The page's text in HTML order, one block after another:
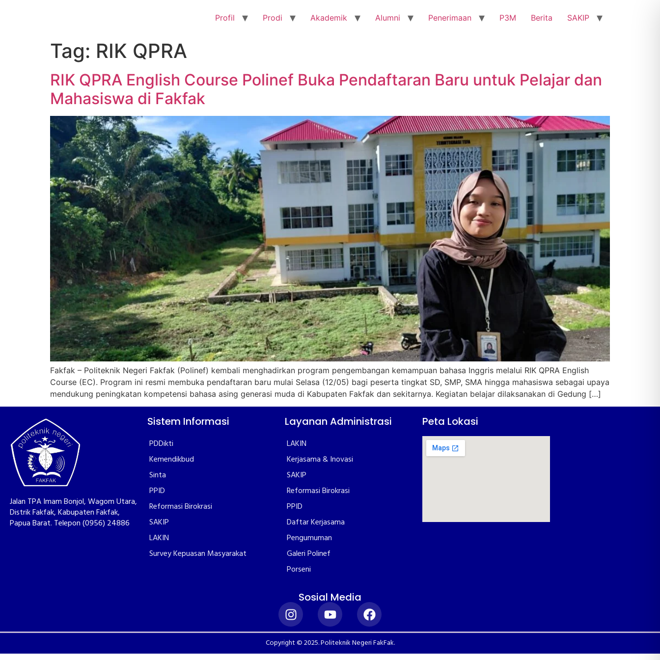
Profil Prodi Akademik Alumni Penerimaan P3M Berita SAKIP
Tag: RIK QPRA
RIK QPRA English Course Polinef Buka Pendaftaran Baru untuk Pelajar dan
Mahasiswa di Fakfak
Fakfak – Politeknik Negeri Fakfak (Polinef) kembali menghadirkan program pengembangan kemampuan bahasa Inggris melalui RIK QPRA English
Course (EC). Program ini resmi membuka pendaftaran baru mulai Selasa (12/05) bagi peserta tingkat SD, SMP, SMA hingga mahasiswa sebagai upaya
mendukung peningkatan kompetensi bahasa asing generasi muda di Kabupaten Fakfak dan sekitarnya. Kegiatan belajar dilaksanakan di Gedung […]
Jalan TPA Imam Bonjol, Wagom Utara,
Distrik Fakfak, Kabupaten Fakfak,
Papua Barat. Telepon (0956) 24886
Sistem Informasi
PDDikti
Kemendikbud
Sinta
PPID
Reformasi Birokrasi
SAKIP
LAKIN
Survey Kepuasan Masyarakat
Layanan Administrasi
LAKIN
Kerjasama & Inovasi
SAKIP
Reformasi Birokrasi
PPID
Daftar Kerjasama
Pengumuman
Galeri Polinef
Porseni
Peta Lokasi
Sosial Media
Copyright © 2025. Politeknik Negeri FakFak.